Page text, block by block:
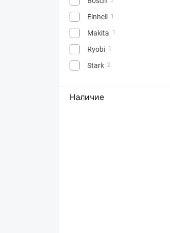
Einhell 1
Makita 1
Ryobi 1
Stark 2
Наличие